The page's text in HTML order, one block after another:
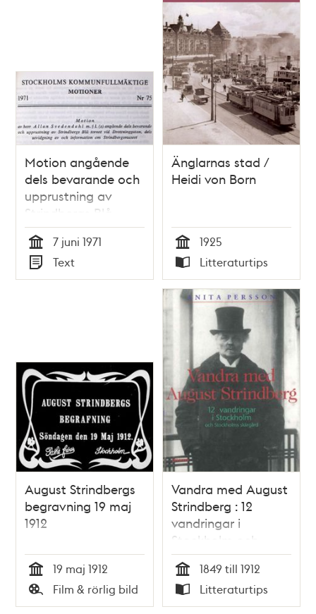
Motion angående
dels bevarande och
upprustning av
Strindbergs Blå
tornet, dels
utvidgning av och
information om
Strindbergsmuseet –
Tid
7 juni 1971
Typ
Text
Änglarnas stad /
Heidi von Born
Tid
1925
Typ
Litteraturtips
August Strindbergs
begravning 19 maj
1912
Tid
19 maj 1912
Typ
Film & rörlig bild
Vandra med August
Strindberg : 12
vandringar i
Stockholm och
Stockholms
skärgård / Anita
Persson
Tid
1849 till 1912
Typ
Litteraturtips